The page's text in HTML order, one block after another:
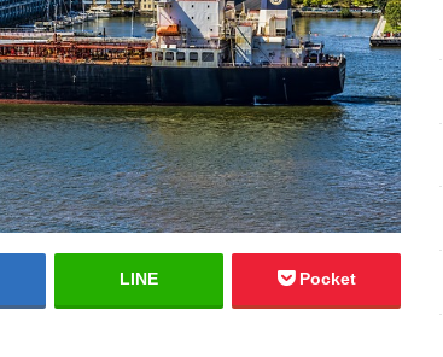
LINE Pocket